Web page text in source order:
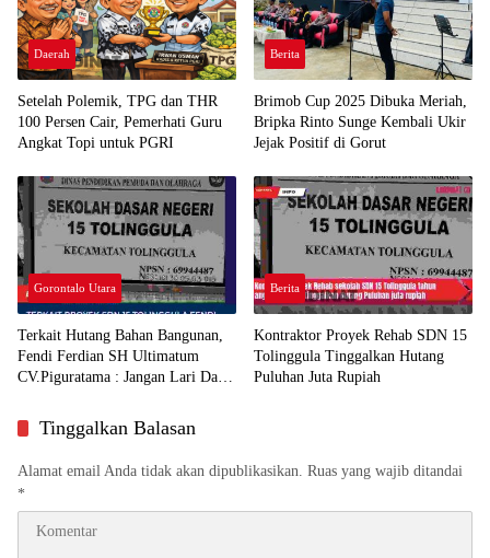
Daerah
Setelah Polemik, TPG dan THR
100 Persen Cair, Pemerhati Guru
Angkat Topi untuk PGRI
Berita
Brimob Cup 2025 Dibuka Meriah,
Bripka Rinto Sunge Kembali Ukir
Jejak Positif di Gorut
Gorontalo Utara
Terkait Hutang Bahan Bangunan,
Fendi Ferdian SH Ultimatum
CV.Piguratama : Jangan Lari Dari
Berita
Kontraktor Proyek Rehab SDN 15
Tolinggula Tinggalkan Hutang
Puluhan Juta Rupiah
Tinggalkan Balasan
Alamat email Anda tidak akan dipublikasikan. Ruas yang wajib ditandai
*